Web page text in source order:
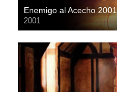
Enemigo al Acecho 2001
2001
HD